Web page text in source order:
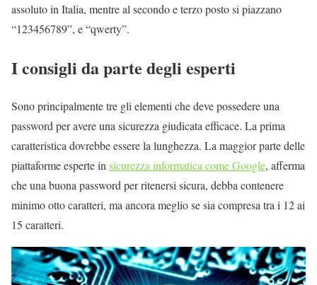
assoluto in Italia, mentre al secondo e terzo posto si piazzano
“123456789”, e “qwerty”.
I consigli da parte degli esperti
Sono principalmente tre gli elementi che deve possedere una
password per avere una sicurezza giudicata efficace. La prima
caratteristica dovrebbe essere la lunghezza. La maggior parte delle
piattaforme esperte insicurezza informatica come Google, afferma
che una buona password per ritenersi sicura, debba contenere
minimo otto caratteri, ma ancora meglio se sia compresa tra i 12 ai
15 caratteri.